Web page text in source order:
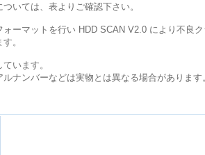
いては、表よりご確認下さい。
ォーマットを行い HDD SCAN V2.0 により不良
。
います。
ナンバーなどは実物とは異なる場合があります